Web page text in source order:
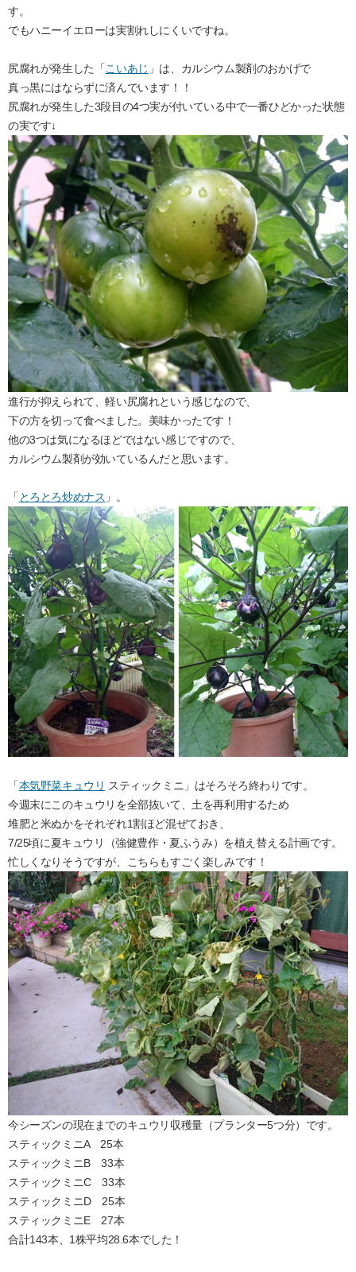
す。
でもハニーイエローは実割れしにくいですね。
尻腐れが発生した「こいあじ 」は、カルシウム製剤のおかげで
真っ黒にはならずに済んでいます！！
尻腐れが発生した3段目の4つ実が付いている中で一番ひどかった状態
の実です↓
進行が抑えられて、軽い尻腐れという感じなので、
下の方を切って食べました。美味かったです！
他の3つは気になるほどではない感じですので、
カルシウム製剤が効いているんだと思います。
「 とろとろ炒めナス 」。
「本気野菜キュウリ スティックミニ」はそろそろ終わりです。
今週末にこのキュウリを全部抜いて、土を再利用するため
堆肥と米ぬかをそれぞれ1割ほど混ぜておき、
7/25頃に夏キュウリ（強健豊作・夏ふうみ）を植え替える計画です。
忙しくなりそうですが、こちらもすごく楽しみです！
今シーズンの現在までのキュウリ収穫量（プランター5つ分）です。
スティックミニA 25本
スティックミニB 33本
スティックミニC 33本
スティックミニD 25本
スティックミニE 27本
合計143本、1株平均28.6本でした！